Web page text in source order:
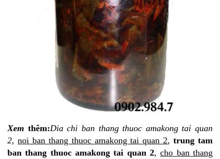
Xem thêm:Diachi ban thang thuoc amakong tai quan
2, noi ban thang thuoc amakong tai quan 2, trung tam
ban thang thuoc amakong tai quan 2,cho ban thang